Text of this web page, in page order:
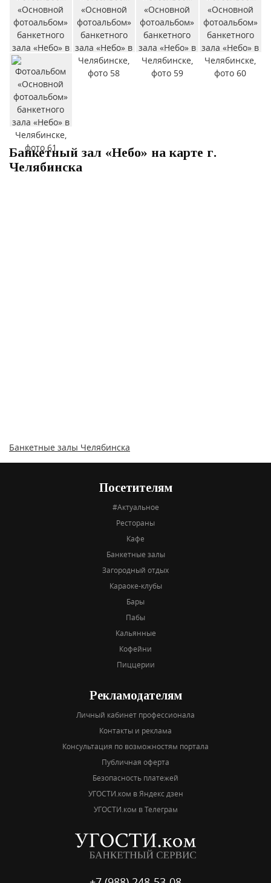
Банкетный зал «Небо» на карте г.
Челябинска
Банкетные залы Челябинска
Посетителям
#Актуальное
Рестораны
Кафе
Банкетные залы
Загородный отдых
Караоке-клубы
Бары
Пабы
Кальянные
Кофейни
Пиццерии
Рекламодателям
Личный кабинет профессионала
Контакты и реклама
Консультация по возможностям портала
Публичная оферта
Безопасность платежей
УГОСТИ.ком в Яндекс дзен
УГОСТИ.ком в Телеграм